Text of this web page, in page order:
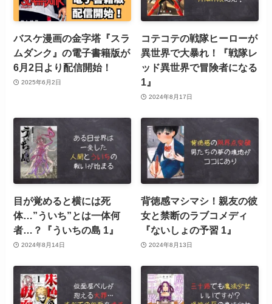
バスケ漫画の金字塔『スラ
ムダンク』の電子書籍版が
6月2日より配信開始！
2025年6月2日
コテコテの戦隊ヒーローが
異世界で大暴れ！『戦隊レ
ッド異世界で冒険者になる
1』
2024年8月17日
目が覚めると横には死
体…”ういち”とは一体何
者…？『ういちの島 1』
2024年8月14日
背徳感マシマシ！親友の彼
女と禁断のラブコメディ
『ないしょの予習 1』
2024年8月13日